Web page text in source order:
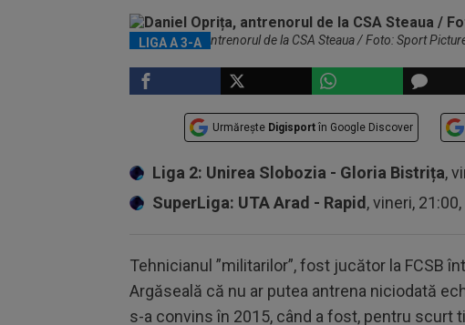
LIGA A 3-A
Daniel Oprița, antrenorul de la CSA Steaua / Foto: Sport
Urmărește Digisport în Google Discover
Liga 2: Unirea Slobozia - Gloria Bistrița,
SuperLiga: UTA Arad - Rapid , vineri, 21:00,
Tehnicianul ”militarilor”, fost jucător la FCSB
Argăseală că nu ar putea antrena niciodată
s-a convins în 2015, când a fost, pentru scurt